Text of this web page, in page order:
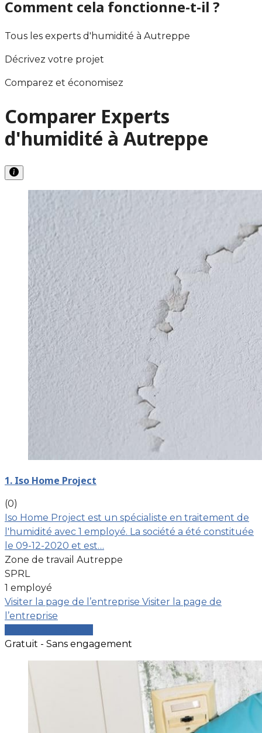
Comment cela fonctionne-t-il ?
Tous les experts d'humidité à Autreppe
Décrivez votre projet
Comparez et économisez
Comparer Experts
d'humidité à Autreppe
1. Iso Home Project
(0)
Iso Home Project est un spécialiste en traitement de
l'humidité avec 1 employé. La société a été constituée
le 09-12-2020 et est…
Zone de travail Autreppe
SPRL
1 employé
Visiter la page de l’entreprise Visiter la page de
l’entreprise
Gratuit - Sans engagement